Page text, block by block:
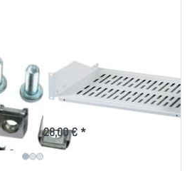
19"-Geräteträger
2HE, 300/400mm
28,00 € *